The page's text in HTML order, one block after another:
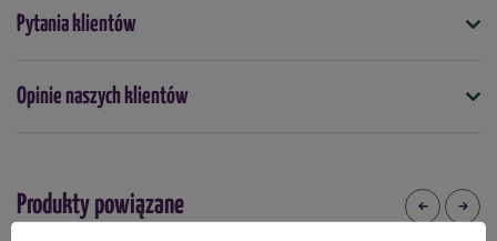
- działka rekreacyjna
Symbol
5907554461125
Podmiot odpowiedzialny za ten produkt na terenie UE
Pytania klientów
Opinie naszych klientów
Produkty powiązane